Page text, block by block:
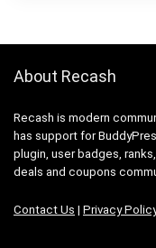
About Recash
Recash is modern
has support for
plugin, user badges,
deals and coupons
Contact Us | Privacy